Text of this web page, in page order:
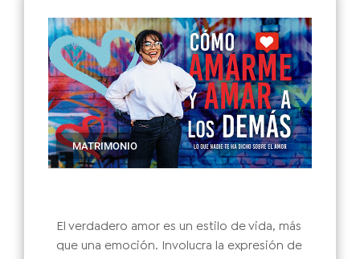
MATRIMONIO
El verdadero amor es un estilo de vida, más
que una emoción. Involucra la expresión de